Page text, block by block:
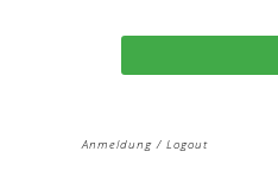
Anmeldung / Logout